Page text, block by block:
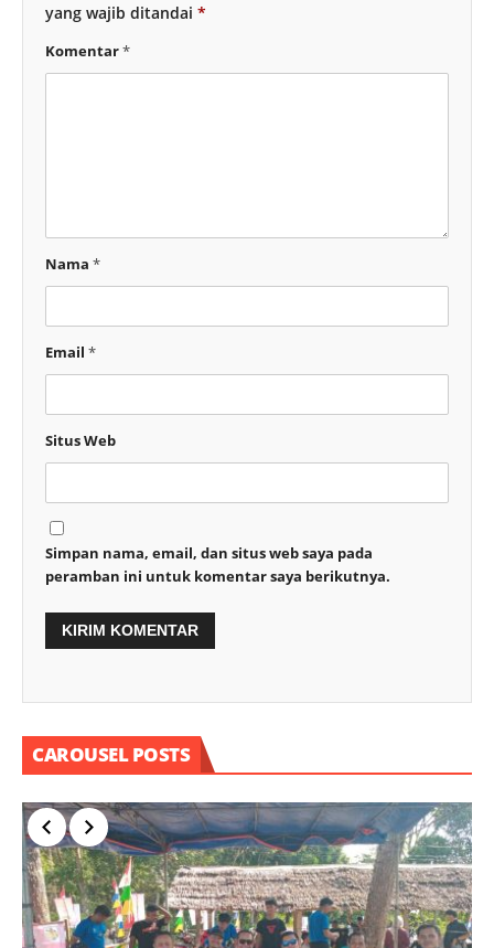
yang wajib ditandai *
Komentar*
Nama *
Email *
Situs Web
Simpan nama, email, dan situs web saya pada
peramban ini untuk komentar saya berikutnya.
CAROUSEL POSTS